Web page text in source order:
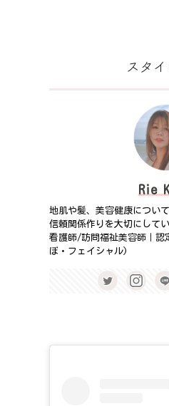
スタ
Rie
地肌や髪、美容健康につい
信頼関係作りを大切にして
看護師/訪問福祉美容師｜認
ぼ・フェイシャル)